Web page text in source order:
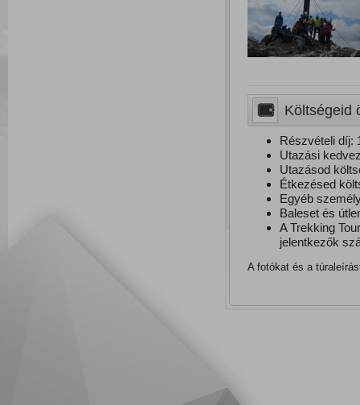
Költségeid
Részvételi díj:
Utazási
Utazásod
Étkezésed
Egyéb
Baleset és
A Trekking
jelentkezők
A fotókat és a